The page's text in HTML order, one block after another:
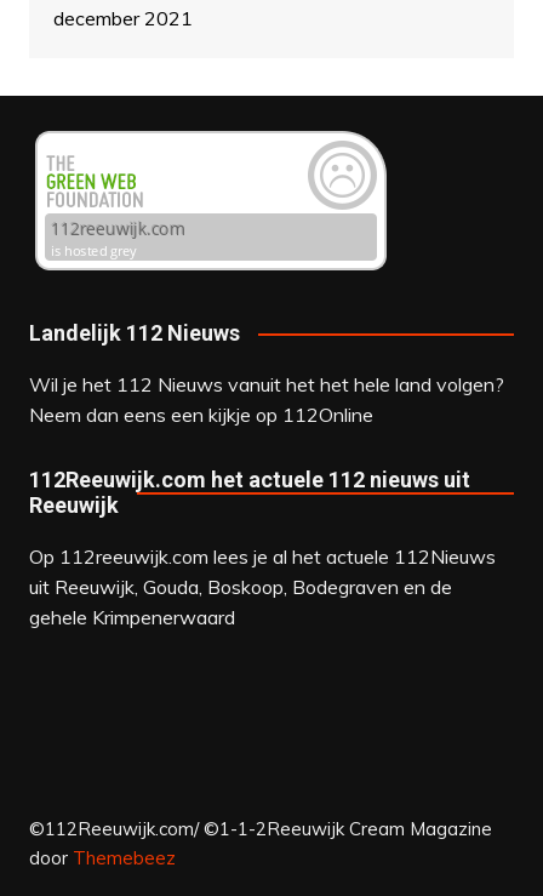
december 2021
Landelijk 112 Nieuws
Wil je het 112 Nieuws vanuit het het hele land volgen?
Neem dan eens een kijkje op 112Online
112Reeuwijk.com het actuele 112 nieuws uit
Reeuwijk
Op 112reeuwijk.com lees je al het actuele 112Nieuws
uit Reeuwijk, Gouda, Boskoop, Bodegraven en de
gehele Krimpenerwaard
©112Reeuwijk.com/ ©1-1-2ReeuwijkCream Magazine
door Themebeez